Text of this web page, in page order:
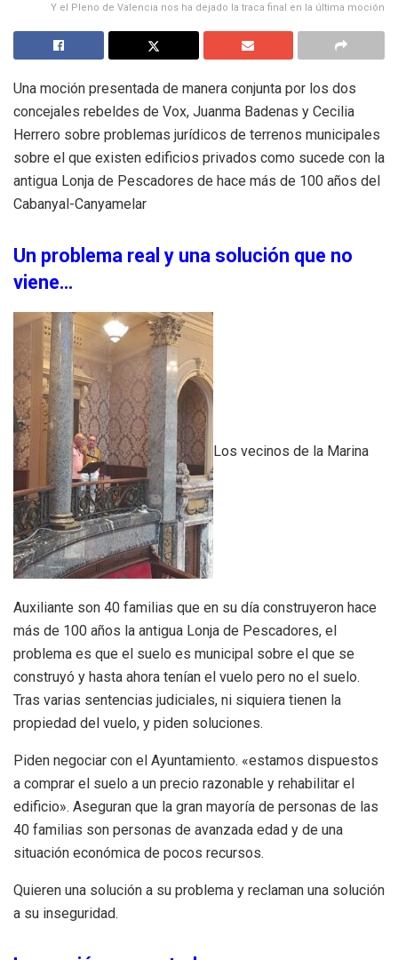
Y el Pleno de Valencia nos ha dejado la traca final en la última moción
Una moción presentada de manera conjunta por los dos
concejales rebeldes de Vox, Juanma Badenas y Cecilia
Herrero sobre problemas jurídicos de terrenos municipales
sobre el que existen edificios privados como sucede con la
antigua Lonja de Pescadores de hace más de 100 años del
Cabanyal-Canyamelar
Un problema real y una solución que no
viene…
Los vecinos de la Marina
Auxiliante son 40 familias que en su día construyeron hace
más de 100 años la antigua Lonja de Pescadores, el
problema es que el suelo es municipal sobre el que se
construyó y hasta ahora tenían el vuelo pero no el suelo.
Tras varias sentencias judiciales, ni siquiera tienen la
propiedad del vuelo, y piden soluciones.
Piden negociar con el Ayuntamiento. «estamos dispuestos
a comprar el suelo a un precio razonable y rehabilitar el
edificio». Aseguran que la gran mayoría de personas de las
40 familias son personas de avanzada edad y de una
situación económica de pocos recursos.
Quieren una solución a su problema y reclaman una solución
a su inseguridad.